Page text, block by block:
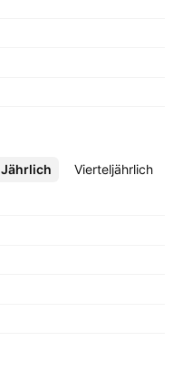
Jährlich Vierteljährlich
Mehr